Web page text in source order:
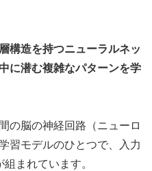
構造を持つニューラルネッ
に潜む複雑なパターンを学
の脳の神経回路（ニューロ
習モデルのひとつで、入力
まれています。